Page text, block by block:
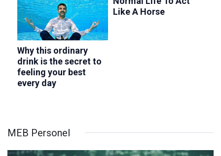
MEB Personel